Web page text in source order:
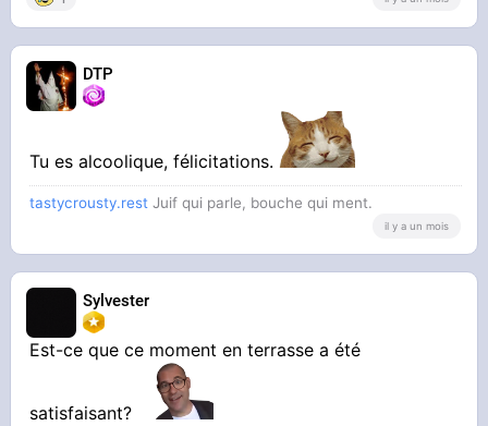
DTP
Tu es alcoolique, félicitations.
tastycrousty.rest Juif qui parle, bouche qui ment.
il y a un mois
Sylvester
Est-ce que ce moment en terrasse a été
satisfaisant?